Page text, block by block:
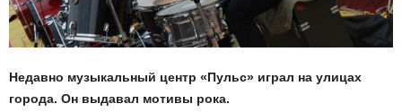
Недавно музыкальный центр «Пульс» играл на улицах
города. Он выдавал мотивы рока.